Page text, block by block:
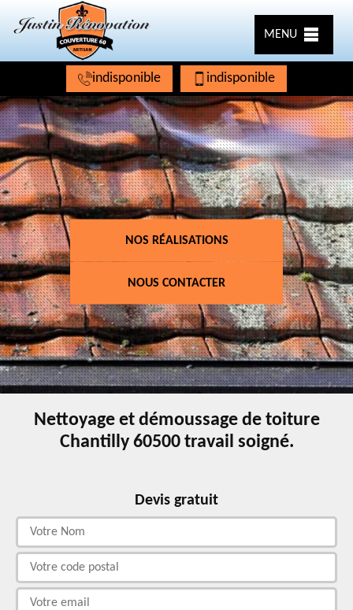
MENU
indisponible indisponible
NOS RÉALISATIONS
NOUS CONTACTER
Nettoyage et démoussage de toiture
Chantilly 60500 travail soigné.
Devis gratuit